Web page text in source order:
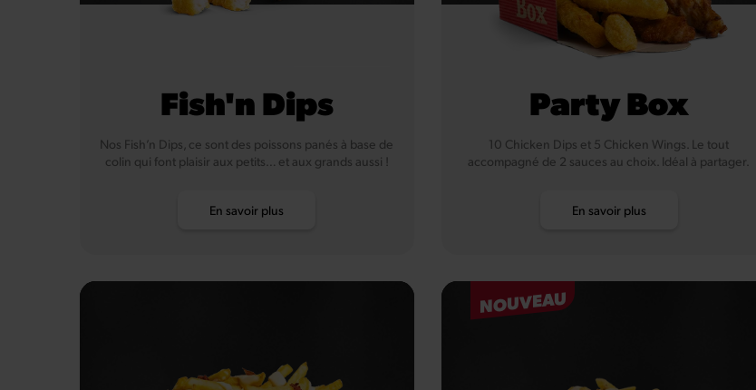
Fish'n Dips
Nos Fish’n Dips, ce sont des poissons panés à base de
colin qui font plaisir aux petits… et aux grands aussi !
En savoir plus
Party Box
10 Chicken Dips et 5 Chicken Wings. Le tout
accompagné de 2 sauces au choix. Idéal à partager.
En savoir plus
NOUVEAU